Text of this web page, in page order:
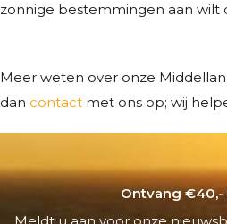
zonnige bestemmingen aan wilt
Meer weten over onze
dan contact met ons op; wij
Ontvang €40,-